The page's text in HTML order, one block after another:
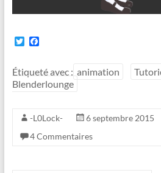
T
t
t
e
F
e
b
o
Étiqueté avec : animation
Blenderlounge
-L0Lock- 6 septembre 2015
4 Commentaires